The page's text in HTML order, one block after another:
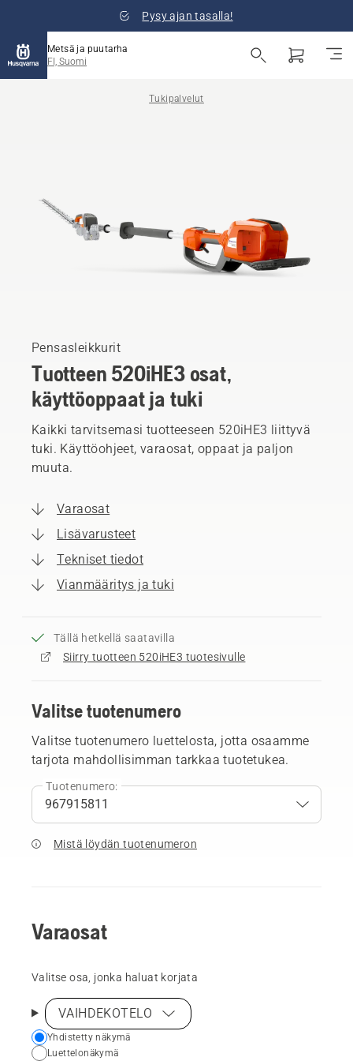
Pysy ajan tasalla!
Metsä ja puutarha
FI, Suomi
Tukipalvelut
Pensasleikkurit
Tuotteen 520iHE3 osat,
käyttöoppaat ja tuki
Kaikki tarvitsemasi tuotteeseen 520iHE3 liittyvä
tuki. Käyttöohjeet, varaosat, oppaat ja paljon
muuta.
Varaosat
Lisävarusteet
Tekniset tiedot
Vianmääritys ja tuki
Tällä hetkellä saatavilla
Siirry tuotteen 520iHE3 tuotesivulle
Valitse tuotenumero
Valitse tuotenumero luettelosta, jotta osaamme
tarjota mahdollisimman tarkkaa tuotetukea.
Tuotenumero:
Mistä löydän tuotenumeron
Varaosat
Valitse osa, jonka haluat korjata
VAIHDEKOTELO
Choose
your
Yhdistetty näkymä
Luettelonäkymä